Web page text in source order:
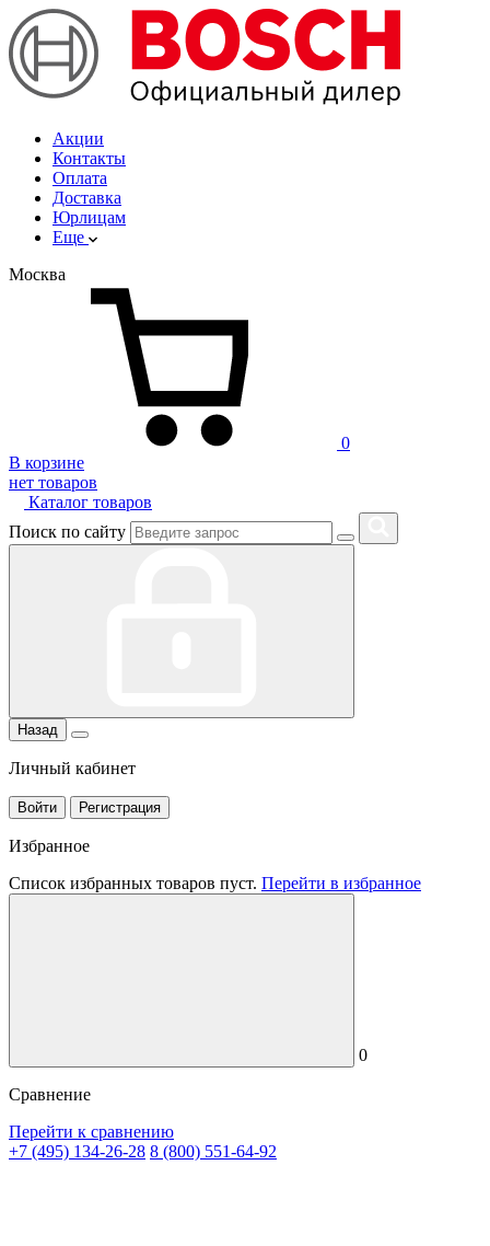
Акции
Контакты
Оплата
Доставка
Юрлицам
Еще
Москва
0
В корзине
нет товаров
Каталог товаров
Поиск по сайту
Назад
Личный кабинет
Войти Регистрация
Избранное
Список избранных товаров пуст. Перейти в избранное
0
Сравнение
Перейти к сравнению
+7 (495) 134-26-28 8 (800) 551-64-92